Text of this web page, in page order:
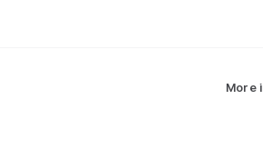
More